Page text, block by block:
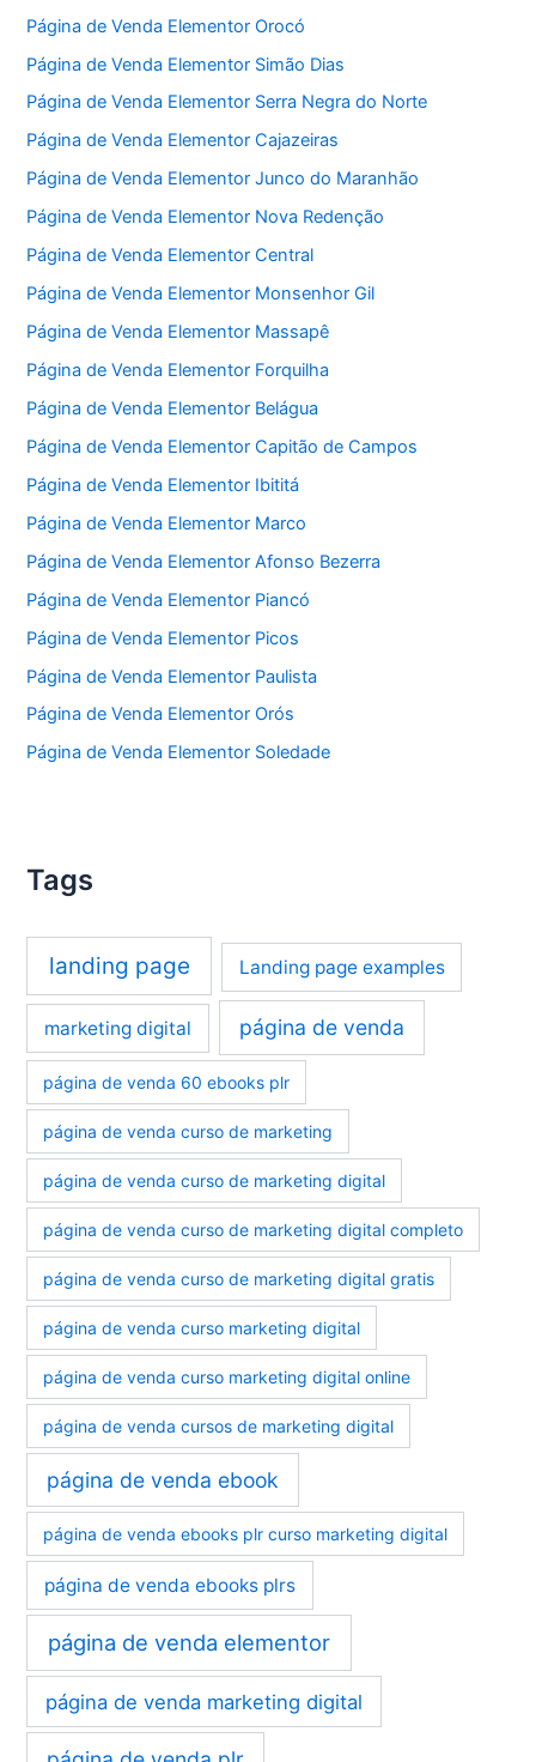
Página de Venda Elementor Orocó
Página de Venda Elementor Simão Dias
Página de Venda Elementor Serra Negra do Norte
Página de Venda Elementor Cajazeiras
Página de Venda Elementor Junco do Maranhão
Página de Venda Elementor Nova Redenção
Página de Venda Elementor Central
Página de Venda Elementor Monsenhor Gil
Página de Venda Elementor Massapê
Página de Venda Elementor Forquilha
Página de Venda Elementor Belágua
Página de Venda Elementor Capitão de Campos
Página de Venda Elementor Ibititá
Página de Venda Elementor Marco
Página de Venda Elementor Afonso Bezerra
Página de Venda Elementor Piancó
Página de Venda Elementor Picos
Página de Venda Elementor Paulista
Página de Venda Elementor Orós
Página de Venda Elementor Soledade
Tags
landing page Landing page examples
marketing digital página de venda
página de venda 60 ebooks plr
página de venda curso de marketing
página de venda curso de marketing digital
página de venda curso de marketing digital completo
página de venda curso de marketing digital gratis
página de venda curso marketing digital
página de venda curso marketing digital online
página de venda cursos de marketing digital
página de venda ebook
página de venda ebooks plr curso marketing digital
página de venda ebooks plrs
página de venda elementor
página de venda marketing digital